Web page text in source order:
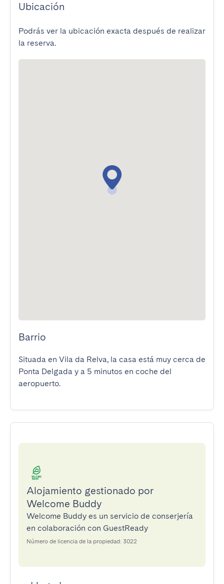
Ubicación
Podrás ver la ubicación exacta después de realizar
la reserva.
Barrio
Situada en Vila da Relva, la casa está muy cerca de
Ponta Delgada y a 5 minutos en coche del
aeropuerto.
Alojamiento gestionado por
Welcome Buddy
Welcome Buddy es un servicio de conserjería
en colaboración con GuestReady
Número de licencia de la propiedad: 3022